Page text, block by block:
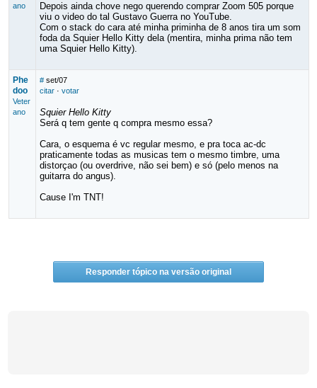
ano
Depois ainda chove nego querendo comprar Zoom 505 porque
viu o video do tal Gustavo Guerra no YouTube.
Com o stack do cara até minha priminha de 8 anos tira um som
foda da Squier Hello Kitty dela (mentira, minha prima não tem
uma Squier Hello Kitty).
Phe
doo
Veter
ano
# set/07
citar· votar
Squier Hello Kitty
Será q tem gente q compra mesmo essa?
Cara, o esquema é vc regular mesmo, e pra toca ac-dc
praticamente todas as musicas tem o mesmo timbre, uma
distorçao (ou overdrive, não sei bem) e só (pelo menos na
guitarra do angus).
Cause I'm TNT!
Responder tópico na versão original